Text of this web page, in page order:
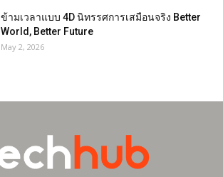
ข้ามเวลาแบบ 4D นิทรรศการเสมือนจริง Better
World, Better Future
May 2, 2026